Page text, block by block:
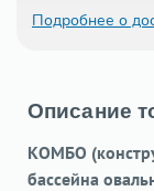
Подробнее о
Описание
КОМБО
бассейна